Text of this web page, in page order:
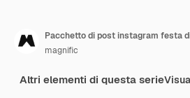
magnific
Altri elementi di questa serie